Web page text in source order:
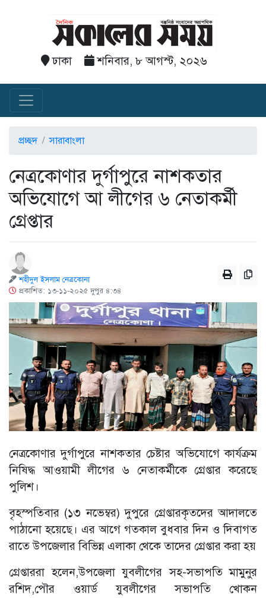
ঢাকা শনিবার, ৮ আগস্ট, ২০২৬
প্রচ্ছদ সারাবাংলা
নেত্রকোণার দুর্গাপুরে নাশকতার
অভিযোগে আ লীগের ৬ নেতাকর্মী
গ্রেপ্তার
শহীদুল ইসলাম নেত্রকোনা
প্রকাশিত: ১৩-১১-২০২৫ দুপুর ৪:৩৪
নেত্রকোণার দুর্গাপুরে নাশকতার চেষ্টার অভিযোগে কার্যক্রম
নিষিদ্ধ আওয়ামী লীগের ৬ নেতাকর্মীকে গ্রেপ্তার করেছে
পুলিশ।
বৃহস্পতিবার (১৩ নভেম্বর) দুপুরে গ্রেপ্তারকৃতদের আদালতে
পাঠানো হয়েছে। এর আগে গতকাল বুধবার দিন ও দিবাগত
রাতে উপজেলার বিভিন্ন এলাকা থেকে তাদের গ্রেপ্তার করা হয়
গ্রেপ্তাররা হলেন,উপজেলা যুবলীগের সহ-সভাপতি মামুনুর
রশিদ,পৌর ওয়ার্ড যুবলীগের সভাপতি খোকন